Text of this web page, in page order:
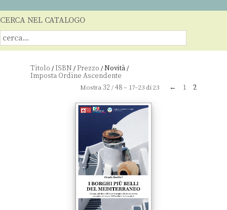
CERCA NEL CATALOGO
Titolo /ISBN /Prezzo /Novità/
Mostra32/48– 17–23 di 23 ← 1 2